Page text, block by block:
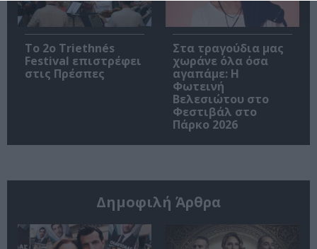
Το 2ο Triethnés
Festival επιστρέφει
στις Πρέσπες
Στα τραγούδια μας
χωράνε όλα όσα
αγαπάμε: Η
Φωτεινή
Βελεσιώτου στο
Φεστιβάλ στο
Πάρκο 2026
Δημοφιλή Άρθρα